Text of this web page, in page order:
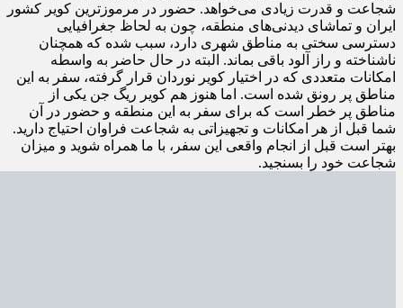
شجاعت و قدرت زیادی می‌خواهد. حضور در مرموزترین کویر کشور
ایران و تماشای دیدنی‌های منطقه، چون به لحاظ جغرافیایی
دسترسی سختی به مناطق شهری دارد، سبب شده که همچنان
ناشناخته و راز آلود باقی بماند. البته در حال حاضر به واسطه
امکانات متعددی که در اختیار کویر نوردان قرار گرفته، سفر به این
مناطق پر رونق شده است. اما هنوز هم کویر ریگ جن یکی از
مناطق پر خطر است که برای سفر به این منطقه و حضور در آن
شما قبل از هر امکانات و تجهیزاتی به شجاعت فراوان احتیاج دارید.
بهتر است قبل از انجام واقعی این سفر، با ما همراه شوید و میزان
شجاعت خود را بسنجید.